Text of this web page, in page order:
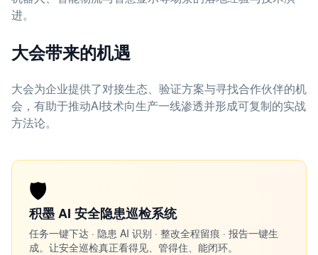
进。
大会带来的机遇
大会为企业提供了对接生态、验证方案与寻找合作伙伴的机
会，有助于推动AI技术向生产一线渗透并形成可复制的实战
方法论。
🛡️
积墨 AI 安全隐患巡检系统
任务一键下达 · 隐患 AI 识别 · 整改全程留痕 · 报告一键生
成。让安全巡检真正看得见、管得住、能闭环。